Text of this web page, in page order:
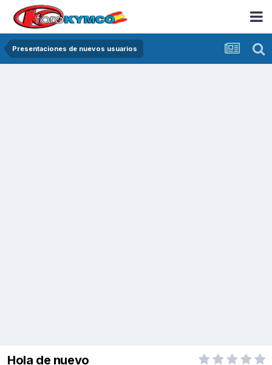
Presentaciones de nuevos usuarios
Hola de nuevo